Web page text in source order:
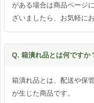
がある場合は商品ページ
ざいましたら、お気軽に
Q. 箱潰れ品とは何ですか
箱潰れ品とは、配送や保
が生じた商品です。